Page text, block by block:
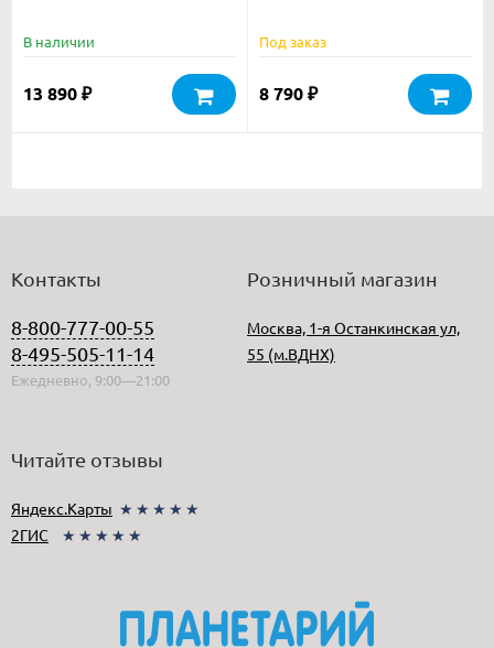
В наличии
13 890 ₽
Под заказ
8 790 ₽
Контакты
8-800-777-00-55
8-495-505-11-14
Ежедневно, 9:00—21:00
Розничный магазин
Москва, 1-я Останкинская ул,
55 (м.ВДНХ)
Читайте отзывы
Яндекс.Карты ★★★★★
2ГИС
★★★★★